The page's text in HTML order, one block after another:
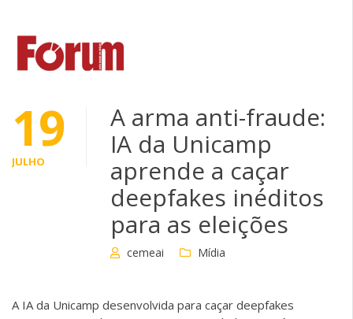
19
JULHO
A arma anti-fraude:
IA da Unicamp
aprende a caçar
deepfakes inéditos
para as eleições
cemeai Mídia
A IA da Unicamp desenvolvida para caçar deepfakes